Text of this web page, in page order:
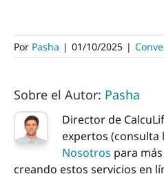
Por Pasha | 01/10/2025 |
Sobre el Autor: Pasha
Director de
expertos (consulta
Nosotros para
creando estos servicios en